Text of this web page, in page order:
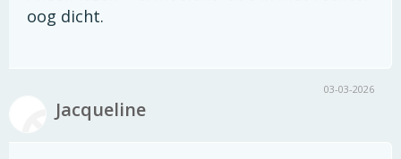
oog dicht.
Jacqueline
03-03-2026